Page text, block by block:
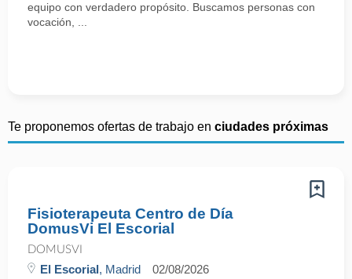
equipo con verdadero propósito. Buscamos personas con
vocación, ...
Te proponemos ofertas de trabajo en ciudades próximas
Fisioterapeuta Centro de Día
DomusVi El Escorial
DOMUSVI
El Escorial, Madrid 02/08/2026